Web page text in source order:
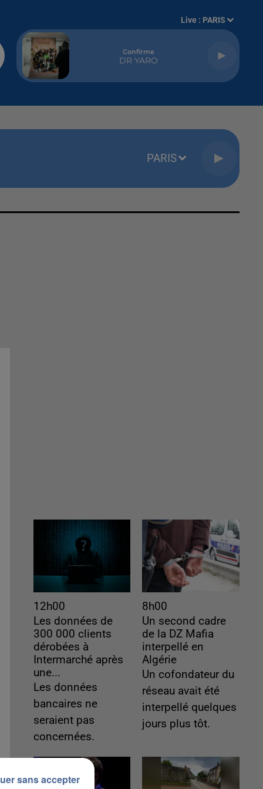
Live : PARIS
Confirme
DR YARO
PARIS
12h00
Les données de
300 000 clients
dérobées à
Intermarché après
une...
Les données
bancaires ne
seraient pas
concernées.
8h00
Un second cadre
de la DZ Mafia
interpellé en
Algérie
Un cofondateur du
réseau avait été
interpellé quelques
jours plus tôt.
sans accepter